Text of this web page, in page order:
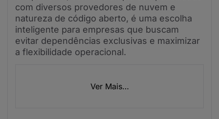
com diversos provedores de nuvem e
natureza de código aberto, é uma escolha
inteligente para empresas que buscam
evitar dependências exclusivas e maximizar
a flexibilidade operacional.
Ver Mais…